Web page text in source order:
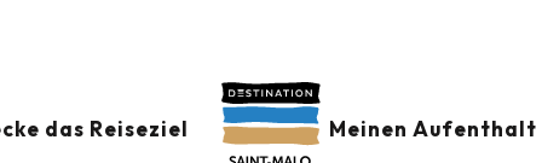
das Reiseziel Meinen